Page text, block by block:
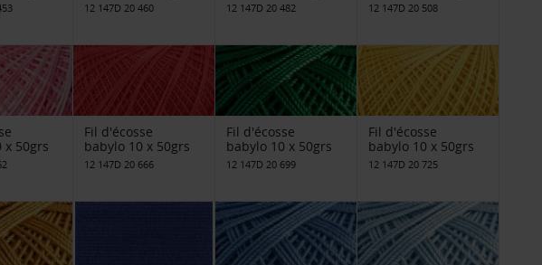
12 147D 20 460 12 147D 20 482 12 147D 20 508
x 50grs
Fil d'écosse
babylo 10 x 50grs
12 147D 20 666
Fil d'écosse
babylo 10 x 50grs
12 147D 20 699
Fil d'écosse
babylo 10 x 50grs
12 147D 20 725